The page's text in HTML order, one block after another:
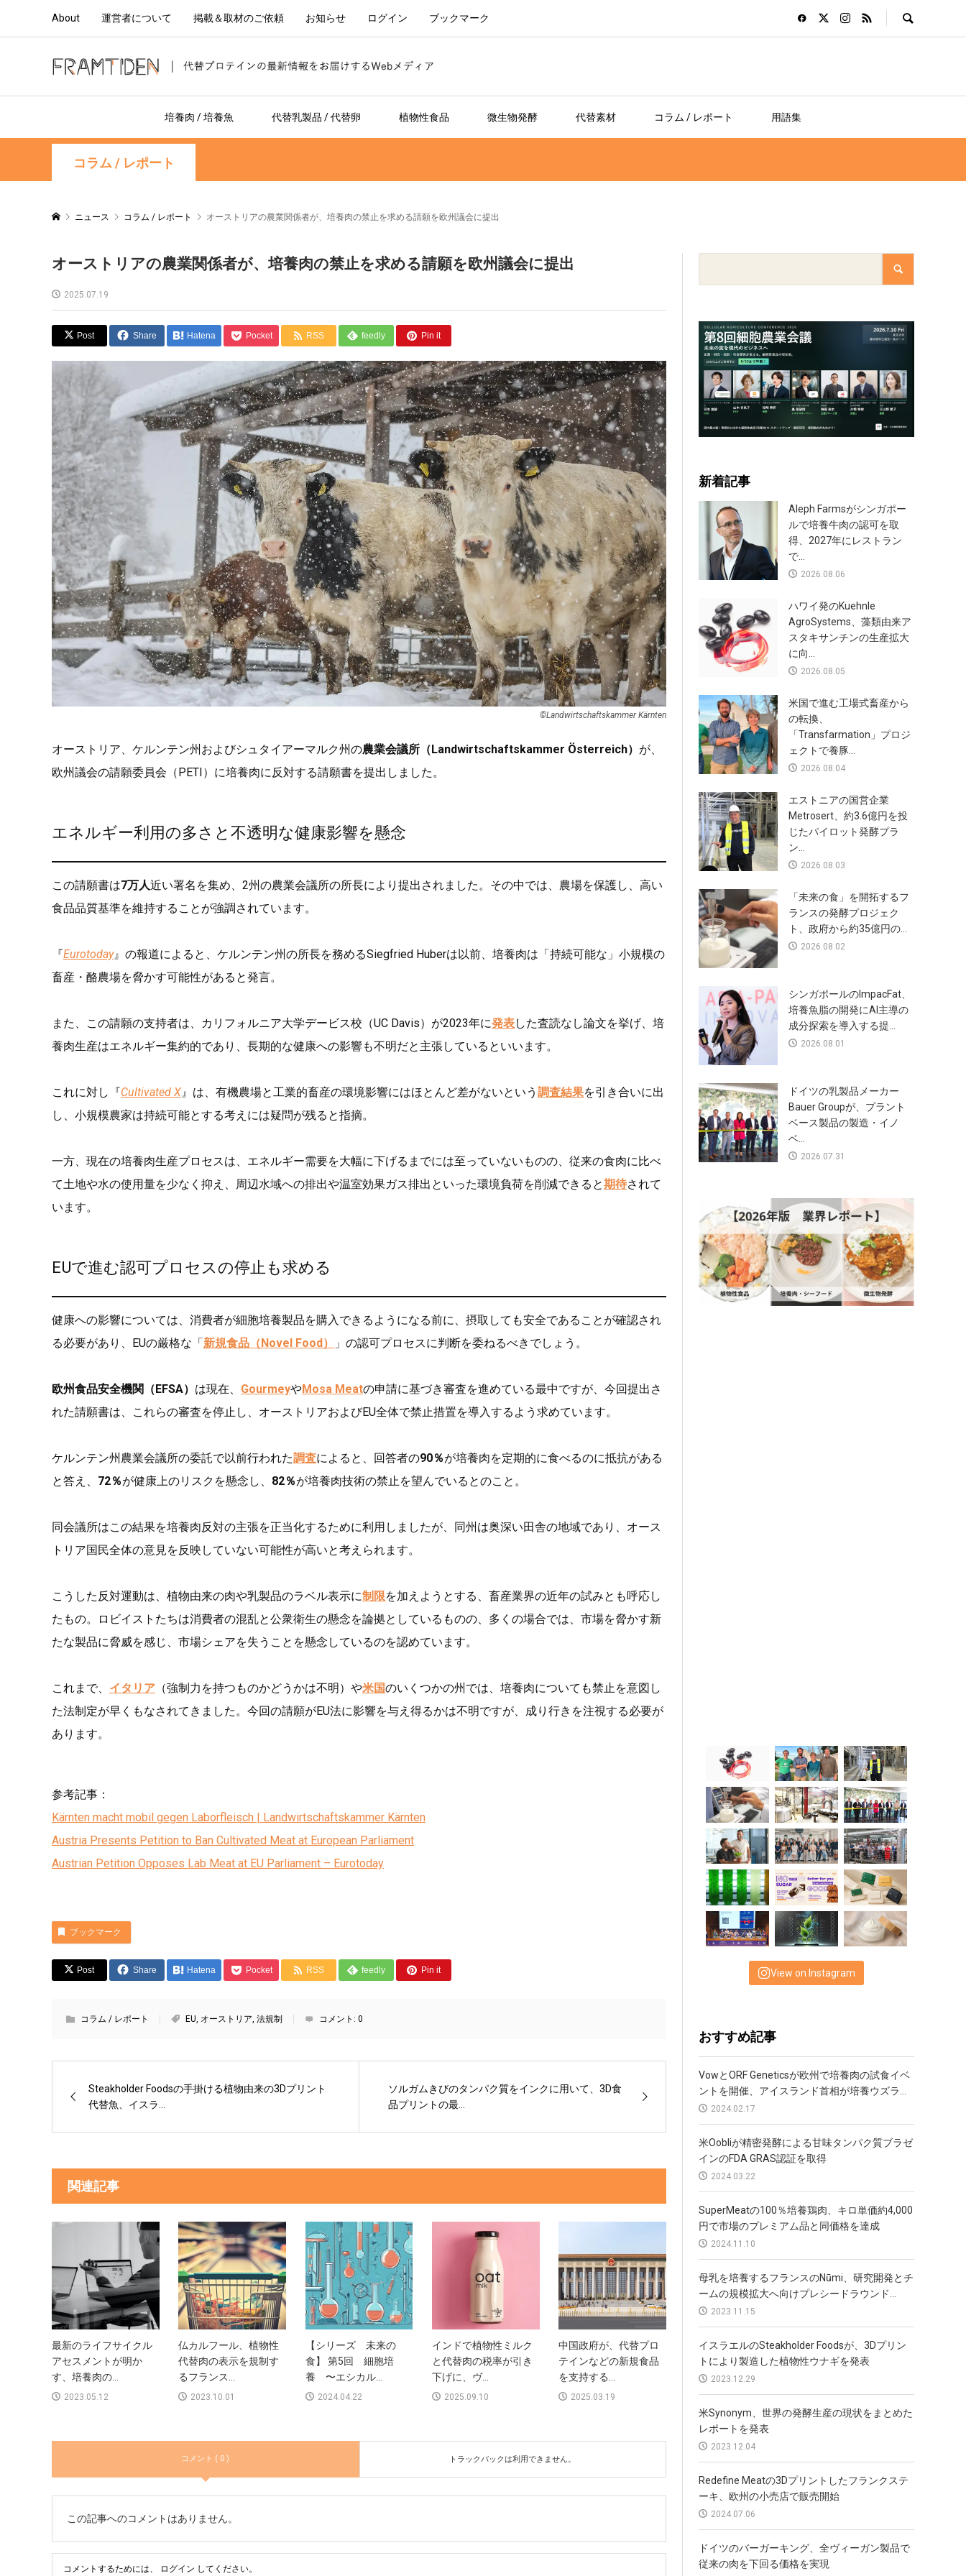
About 運営者について 掲載＆取材のご依頼 お知らせ ログイン ブックマーク
培養肉 / 培養魚 代替乳製品 / 代替卵 植物性食品 微生物発酵 代替素材 コラム / レポート 用語集
コラム / レポート
ニュース コラム / レポート オーストリアの農業関係者が、培養肉の禁止を求める請願を欧州議会に提出
オーストリアの農業関係者が、培養肉の禁止を求める請願を欧州議会に提出
2025.07.19
Post Share Hatena Pocket RSS feedly Pin it
©Landwirtschaftskammer Kärnten
オーストリア、ケルンテン州およびシュタイアーマルク州の農業会議所（Landwirtschaftskammer Österreich） が、
欧州議会の請願委員会（PETI）に培養肉に反対する請願書を提出しました。
エネルギー利用の多さと不透明な健康影響を懸念
この請願書は7万人近い署名を集め、2州の農業会議所の所長により提出されました。その中では、農場を保護し、高い
食品品質基準を維持することが強調されています。
『Eurotoday』の報道によると、ケルンテン州の所長を務めるSiegfried Huberは以前、培養肉は「持続可能な」小規模の
畜産・酪農場を脅かす可能性があると発言。
また、この請願の支持者は、カリフォルニア大学デービス校（UC Davis）が2023年に発表した査読なし論文を挙げ、培
養肉生産はエネルギー集約的であり、長期的な健康への影響も不明だと主張しているといいます。
これに対し『Cultivated X』は、有機農場と工業的畜産の環境影響にはほとんど差がないという 調査結果を引き合いに出
し、小規模農家は持続可能とする考えには疑問が残ると指摘。
一方、現在の培養肉生産プロセスは、エネルギー需要を大幅に下げるまでには至っていないものの、従来の食肉に比べ
て土地や水の使用量を少なく抑え、周辺水域への排出や温室効果ガス排出といった環境負荷を削減できると期待されて
います。
EUで進む認可プロセスの停止も求める
健康への影響については、消費者が細胞培養製品を購入できるようになる前に、摂取しても安全であることが確認され
る必要があり、EUの厳格な「 新規食品（Novel Food） 」の認可プロセスに判断を委ねるべきでしょう。
欧州食品安全機関（EFSA） は現在、 GourmeyやMosa Meatの申請に基づき審査を進めている最中ですが、今回提出さ
れた請願書は、これらの審査を停止し、オーストリアおよびEU全体で禁止措置を導入するよう求めています。
ケルンテン州農業会議所の委託で以前行われた調査によると、回答者の90％が培養肉を定期的に食べるのに抵抗がある
と答え、 72％が健康上のリスクを懸念し、 82％が培養肉技術の禁止を望んでいるとのこと。
同会議所はこの結果を培養肉反対の主張を正当化するために利用しましたが、同州は奥深い田舎の地域であり、オース
トリア国民全体の意見を反映していない可能性が高いと考えられます。
こうした反対運動は、植物由来の肉や乳製品のラベル表示に制限を加えようとする、畜産業界の近年の試みとも呼応し
たもの。ロビイストたちは消費者の混乱と公衆衛生の懸念を論拠としているものの、多くの場合では、市場を脅かす新
たな製品に脅威を感じ、市場シェアを失うことを懸念しているのを認めています。
これまで、 イタリア （強制力を持つものかどうかは不明）や米国のいくつかの州では、培養肉についても禁止を意図し
た法制定が早くもなされてきました。今回の請願がEU法に影響を与え得るかは不明ですが、成り行きを注視する必要が
あります。
参考記事：
Kärnten macht mobil gegen Laborfleisch | Landwirtschaftskammer Kärnten
Austria Presents Petition to Ban Cultivated Meat at European Parliament
Austrian Petition Opposes Lab Meat at EU Parliament – Eurotoday
ブックマーク
Post Share Hatena Pocket RSS feedly Pin it
コラム / レポート EU, オーストリア, 法規制 コメント: 0
Steakholder Foodsの手掛ける植物由来の3Dプリント
代替魚、イスラ...
ソルガムきびのタンパク質をインクに用いて、3D食
品プリントの最...
関連記事
最新のライフサイクル
アセスメントが明か
す、培養肉の...
2023.05.12
仏カルフール、植物性
代替肉の表示を規制す
るフランス...
2023.10.01
【シリーズ 未来の
食】 第5回 細胞培
養 〜エシカル...
2024.04.22
インドで植物性ミルク
と代替肉の税率が引き
下げに、ヴ...
2025.09.10
中国政府が、代替プロ
テインなどの新規食品
を支持する...
2025.03.19
コメント ( 0 ) トラックバックは利用できません。
この記事へのコメントはありません。
コメントするためには、 ログイン してください。
新着記事
Aleph Farmsがシンガポー
ルで培養牛肉の認可を取
得、2027年にレストラン
で...
2026.08.06
ハワイ発のKuehnle
AgroSystems、藻類由来ア
スタキサンチンの生産拡大
に向...
2026.08.05
米国で進む工場式畜産から
の転換、
「Transfarmation」プロジ
ェクトで養豚...
2026.08.04
エストニアの国営企業
Metrosert、約3.6億円を投
じたパイロット発酵プラ
ン...
2026.08.03
「未来の食」を開拓するフ
ランスの発酵プロジェク
ト、政府から約35億円の...
2026.08.02
シンガポールのImpacFat、
培養魚脂の開発にAI主導の
成分探索を導入する提...
2026.08.01
ドイツの乳製品メーカー
Bauer Groupが、プラント
ベース製品の製造・イノ
ベ...
2026.07.31
View on Instagram
おすすめ記事
VowとORF Geneticsが欧州で培養肉の試食イベ
ントを開催、アイスランド首相が培養ウズラ...
2024.02.17
米Oobliが精密発酵による甘味タンパク質ブラゼ
インのFDA GRAS認証を取得
2024.03.22
SuperMeatの100％培養鶏肉、キロ単価約4,000
円で市場のプレミアム品と同価格を達成
2024.11.10
母乳を培養するフランスのNūmi、研究開発とチ
ームの規模拡大へ向けプレシードラウンド...
2023.11.15
イスラエルのSteakholder Foodsが、3Dプリン
トにより製造した植物性ウナギを発表
2023.12.29
米Synonym、世界の発酵生産の現状をまとめた
レポートを発表
2023.12.04
Redefine Meatの3Dプリントしたフランクステ
ーキ、欧州の小売店で販売開始
2024.07.06
ドイツのバーガーキング、全ヴィーガン製品で
従来の肉を下回る価格を実現